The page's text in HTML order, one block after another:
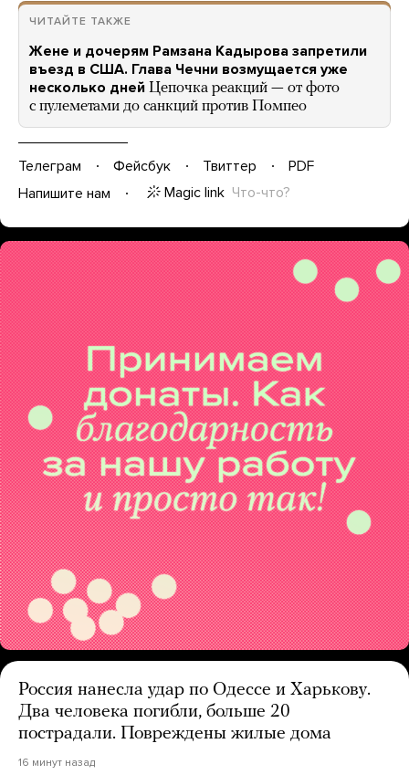
ЧИТАЙТЕ ТАКЖЕ
Жене и дочерям Рамзана Кадырова запретили
въезд в США. Глава Чечни возмущается уже
несколько дней Цепочка реакций — от фото
с пулеметами до санкций против Помпео
Телеграм Фейсбук Твиттер
PDF
Напишите нам
Magic link Что-что?
Россия нанесла удар по Одессе и Харькову.
Два человека погибли, больше 20
пострадали. Повреждены жилые дома
16 минут назад